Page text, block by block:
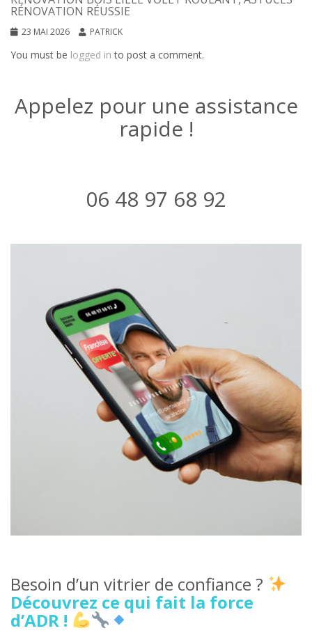
RÉNOVATION RÉUSSIE
23 MAI 2026 PATRICK
You must be logged in to post a comment.
Appelez pour une assistance
rapide !
06 48 97 68 92
Besoin d’un vitrier de confiance ?
Découvrez ce qui fait la force
d’ADR !